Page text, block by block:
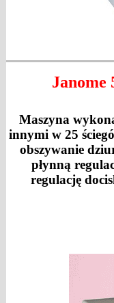
Janome
Maszyna
innymi w 25
obszywanie
płynną
regulację